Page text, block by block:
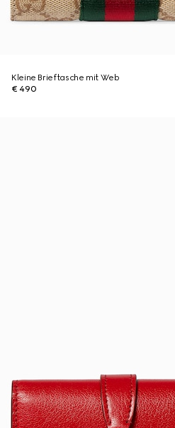
Kleine Brieftasche mit Web
€ 490